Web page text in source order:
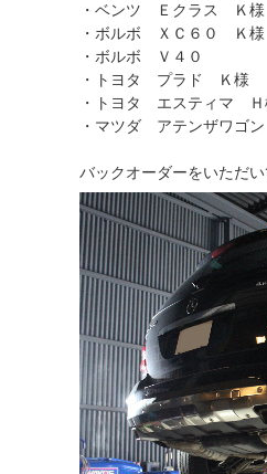
・ベンツ Ｅクラス Ｋ様
・ボルボ ＸＣ６０ Ｋ様
・ボルボ Ｖ４０
・トヨタ プラド Ｋ様
・トヨタ エスティマ Ｈ
・マツダ アテンザワゴ
バックオーダーをいただ